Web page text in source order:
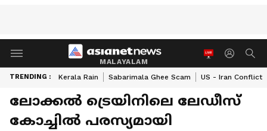
MALAYALAM
TRENDING : Kerala Rain Sabarimala Ghee Scam US - Iran Conflict
ലോക്കൽ ട്രെയിനിലെ ലേഡീസ്
കോച്ചിൽ പരസ്യമായി